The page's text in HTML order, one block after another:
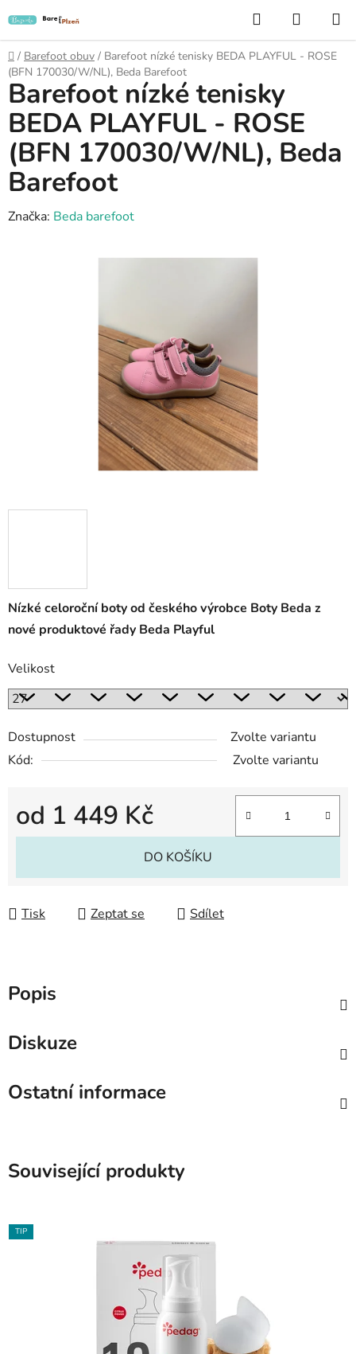
na
obsah
Hledat
KOŠÍK
Domů
/ Barefoot obuv / Barefoot nízké tenisky BEDA PLAYFUL - ROSE
(BFN 170030/W/NL), Beda Barefoot
Nízké celoroční boty od českého výrobce Boty Beda z
nové produktové řady Beda Playful
Velikost
Dostupnost
Zvolte variantu
Kód:
Zvolte variantu
od 1 449 Kč
Měrná cena:
DO KOŠÍKU
Tisk Zeptat se Sdílet
Barefoot nízké tenisky
BEDA PLAYFUL - ROSE
(BFN 170030/W/NL), Beda
Barefoot
Značka: Beda barefoot
Popis
Diskuze
Ostatní informace
Související produkty
TIP